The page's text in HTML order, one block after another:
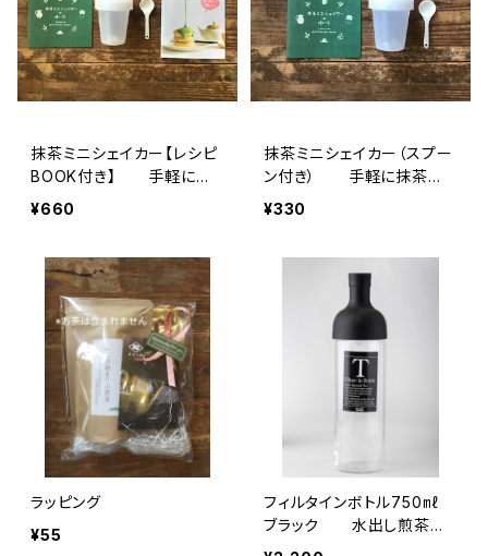
抹茶ミニシェイカー【レシピ
BOOK付き】 手軽に抹
茶を 抹茶のお菓子作りに
¥660
抹茶ミニシェイカー（スプー
ン付き） 手軽に抹茶
を 抹茶のお菓子作りにぜ
¥330
ラッピング
¥55
フィルタインボトル750㎖
ブラック 水出し煎茶を
作るのに 茶葉そのまま入